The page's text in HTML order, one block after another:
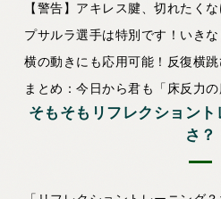
【警告】アキレス腱、切れたく
プサルラ選手は特別です！いきな
横の動きにも応用可能！反復横跳
まとめ：今日から君も「床反力の
そもそもリフレクション
さ？